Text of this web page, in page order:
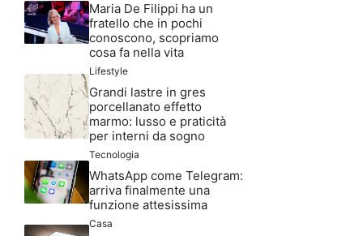
Maria De Filippi ha un
fratello che in pochi
conoscono, scopriamo
cosa fa nella vita
Lifestyle
Grandi lastre in gres
porcellanato effetto
marmo: lusso e praticità
per interni da sogno
Tecnologia
WhatsApp come Telegram:
arriva finalmente una
funzione attesissima
Casa